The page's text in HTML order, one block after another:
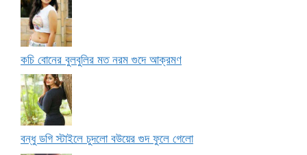
কচি বোনের বুলবুলির মত নরম গুদে আক্রমণ
বন্ধু ডগি স্টাইলে চুদলো বউয়ের গুদ ফুলে গেলো